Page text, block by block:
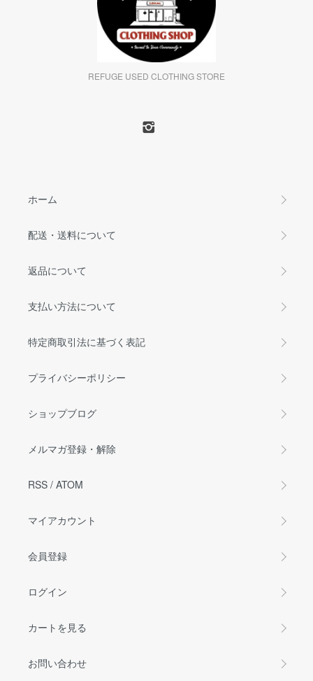
REFUGE USED CLOTHING STORE
ホーム
配送・送料について
返品について
支払い方法について
特定商取引法に基づく表記
プライバシーポリシー
ショップブログ
メルマガ登録・解除
RSS / ATOM
マイアカウント
会員登録
ログイン
カートを見る
お問い合わせ